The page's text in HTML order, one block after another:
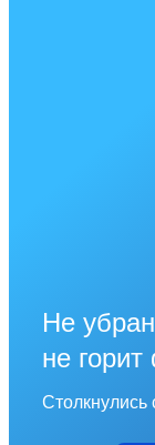
Не
не